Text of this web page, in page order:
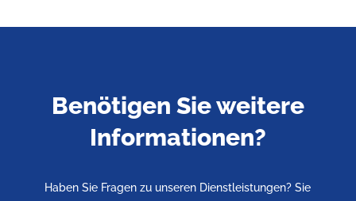
Benötigen Sie weitere
Informationen?
Haben Sie Fragen zu unseren Dienstleistungen? Sie